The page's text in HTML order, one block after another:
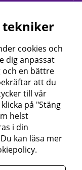
tekniker
cookies och
dig anpassat
och en bättre
att du
till vår
på "Stäng
helst
i din
kan läsa mer
.